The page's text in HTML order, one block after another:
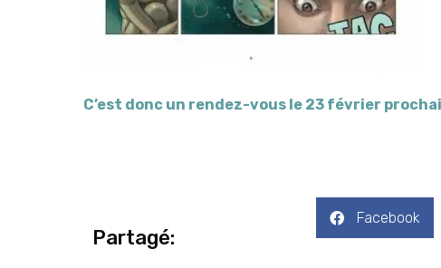
C’est donc un rendez-vous le 23 février
Partagé:
Facebook